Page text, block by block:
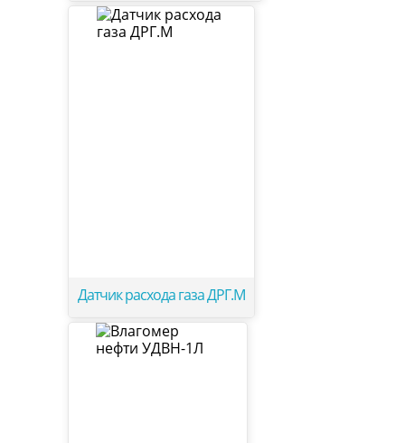
Датчик расхода газа ДРГ.М